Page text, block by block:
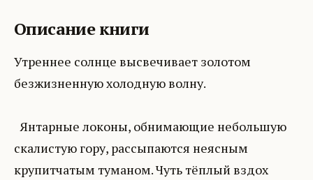
Описание книги
Утреннее солнце высвечивает золотом
безжизненную холодную волну.
Янтарные локоны, обнимающие небольшую
скалистую гору, рассыпаются неясным
крупитчатым туманом. Чуть тёплый вздох